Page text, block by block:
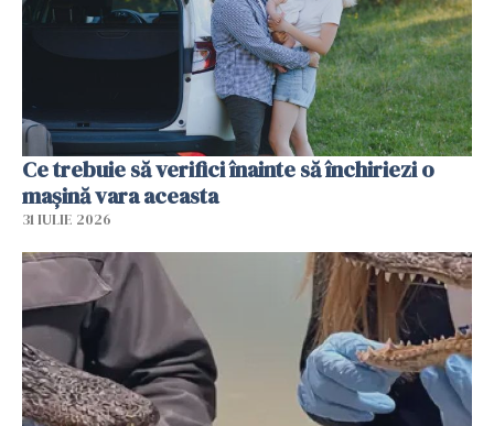
Ce trebuie să verifici înainte să închiriezi o
mașină vara aceasta
31 IULIE 2026